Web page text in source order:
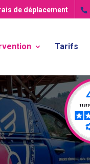
de déplacement
Tarifs